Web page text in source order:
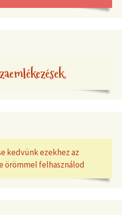
kedvünk ezekhez az
örömmel felhasználod